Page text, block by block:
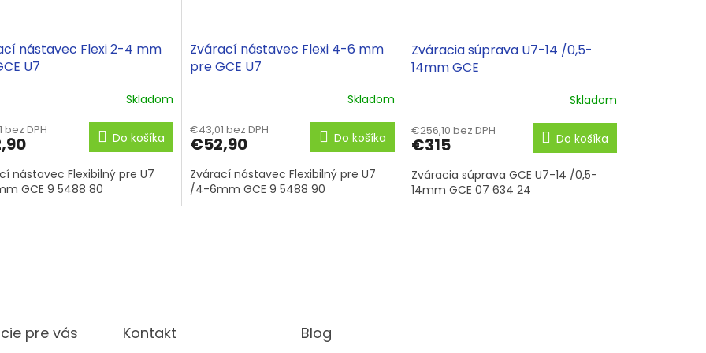
nástavec Flexi 2-4 mm
U7
Skladom
bez DPH
Do košíka
nástavec Flexibilný pre U7
GCE 9 5488 80
Zvárací nástavec Flexi 4-6 mm
pre GCE U7
Skladom
€43,01 bez DPH
€52,90 Do košíka
Zvárací nástavec Flexibilný pre U7
/4-6mm GCE 9 5488 90
Zváracia súprava U7-14 /0,5-
14mm GCE
Skladom
€256,10 bez DPH
€315 Do košíka
Zváracia súprava GCE U7-14 /0,5-
14mm GCE 07 634 24
pre vás Kontakt Blog